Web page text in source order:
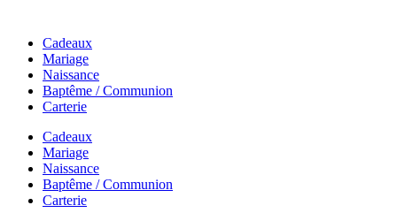
Cadeaux
Mariage
Naissance
Baptême / Communion
Carterie
Cadeaux
Mariage
Naissance
Baptême / Communion
Carterie